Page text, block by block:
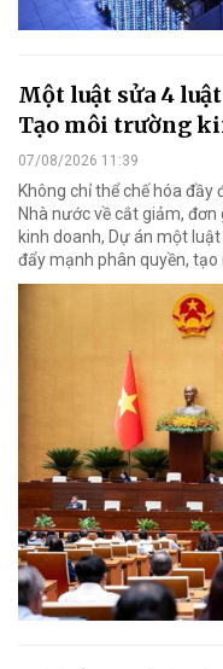
Một luật sửa 4
Tạo môi trường
07/08/2026 11:39
Không chỉ thể chế hóa
Nhà nước về cắt giảm,
kinh doanh, Dự án một
đẩy mạnh phân quyền,